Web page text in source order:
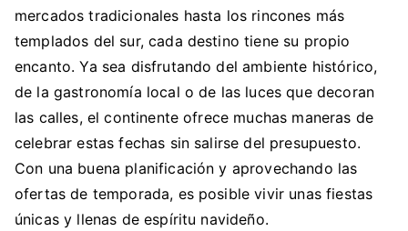
mercados tradicionales hasta los rincones más
templados del sur, cada destino tiene su propio
encanto. Ya sea disfrutando del ambiente histórico,
de la gastronomía local o de las luces que decoran
las calles, el continente ofrece muchas maneras de
celebrar estas fechas sin salirse del presupuesto.
Con una buena planificación y aprovechando las
ofertas de temporada, es posible vivir unas fiestas
únicas y llenas de espíritu navideño.